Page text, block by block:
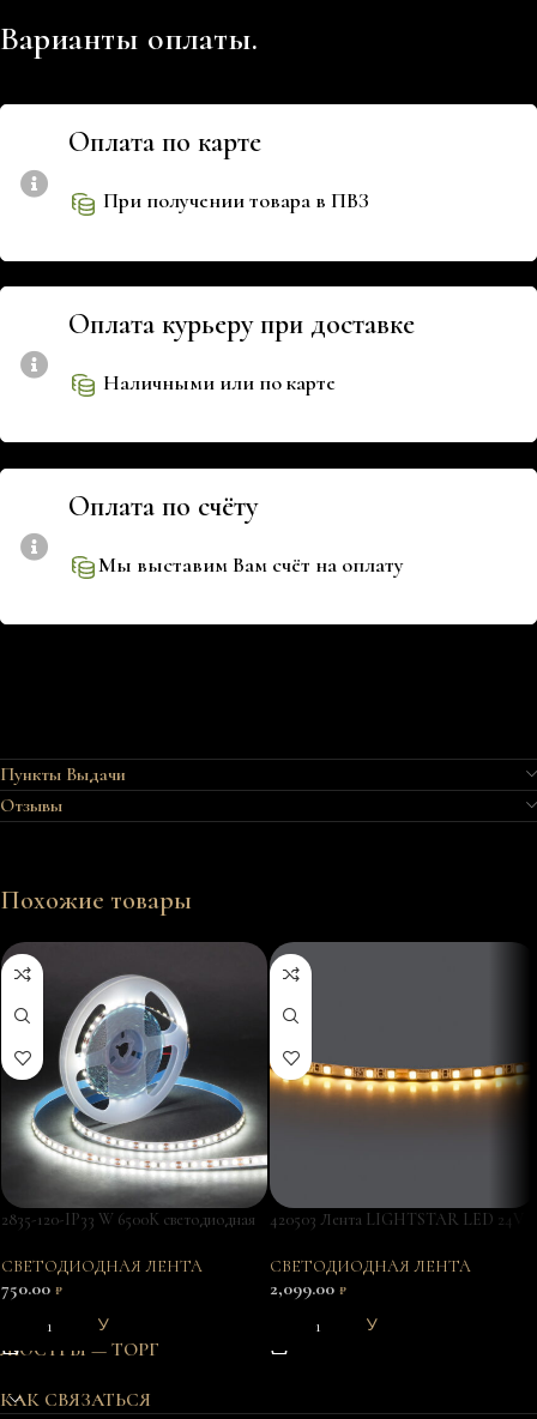
Варианты оплаты.
Оплата по карте
При получении товара в ПВЗ
Оплата курьеру при доставке
Наличными или по карте
Оплата по счёту
Мы выставим Вам счёт на оплату
Пункты Выдачи
Отзывы
Похожие товары
2835-120-IP33 W 6500K светодиодная
СВЕТОДИОДНАЯ ЛЕНТА
750.00 ₽
В КОРЗИНУ
420503 Лента LIGHTSTAR LED 24V
1шт = 5м
СВЕТОДИОДНАЯ ЛЕНТА
2,099.00 ₽
В КОРЗИНУ
ЛЮСТРЫ — ТОРГ
КАК СВЯЗАТЬСЯ